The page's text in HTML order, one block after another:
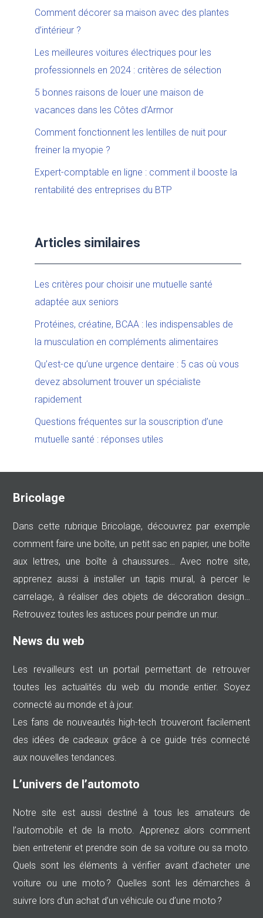
Comment décorer sa maison avec des plantes
d’intérieur ?
Les meilleures voitures électriques pour les
professionnels en 2024 : critères de sélection
5 bonnes raisons de louer une maison de
vacances dans les Côtes d’Armor
Comment fonctionnent les lentilles de nuit pour
freiner la myopie ?
Expert-comptable en ligne : comment il booste la
rentabilité des entreprises du BTP
Articles similaires
Les critères pour choisir une mutuelle santé
adaptée aux seniors
Protéines, créatine, BCAA : les indispensables de
la musculation en compléments alimentaires
Qu’est-ce qu’une urgence dentaire : 5 cas où vous
devez absolument trouver un spécialiste
rapidement
Questions fréquentes sur la souscription d’une
mutuelle santé : réponses utiles
Bricolage
Dans cette rubrique Bricolage, découvrez par exemple
comment faire une boîte, un petit sac en papier, une boîte
aux lettres, une boîte à chaussures… Avec notre site,
apprenez aussi à installer un tapis mural, à percer le
carrelage, à réaliser des objets de décoration design…
Retrouvez toutes les astuces pour peindre un mur.
News du web
Les revailleurs est un portail permettant de retrouver
toutes les actualités du web du monde entier. Soyez
connecté au monde et à jour.
Les fans de nouveautés high-tech trouveront facilement
des idées de cadeaux grâce à ce guide trés connecté
aux nouvelles tendances.
L’univers de l’automoto
Notre site est aussi destiné à tous les amateurs de
l’automobile et de la moto. Apprenez alors comment
bien entretenir et prendre soin de sa voiture ou sa moto.
Quels sont les éléments à vérifier avant d’acheter une
voiture ou une moto ? Quelles sont les démarches à
suivre lors d’un achat d’un véhicule ou d’une moto ?